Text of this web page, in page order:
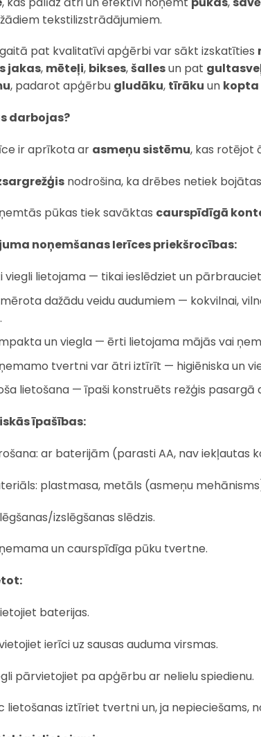
tekstilizstrādājumiem.
gaitā pat kvalitatīvi apģērbi var sākt izskatīties
jakas, mēteļi, bikses,šallesun pat
, padarot apģērbu gludāku, tīrāku un
darbojas?
ir aprīkota ar asmeņu sistēmu, kas rotējot
nodrošina, ka drēbes netiek
pūkas tiek savāktas caurspīdīgā
noņemšanas Ierīces priekšrocības:
viegli lietojama — tikai ieslēdziet un
dažādu veidu audumiem — kokvilnai,
un viegla — ērti lietojama mājās vai
tvertni var ātri iztīrīt — higiēniska un
lietošana — īpaši konstruēts režģis pasargā
īpašības:
ar baterijām (parasti AA, nav iekļautas
plastmasa, metāls (asmeņu
izslēgšanas slēdzis.
un caurspīdīga pūku tvertne.
baterijas.
ierīci uz sausas auduma virsmas.
pārvietojiet pa apģērbu ar nelielu spiedienu.
lietošanas iztīriet tvertni un, ja nepieciešams,